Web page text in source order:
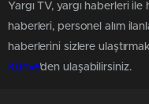
Yargı TV, yargı haberleri
haberleri, personel alım
haberlerini sizlere
Künye'den ulaşabilirsiniz.